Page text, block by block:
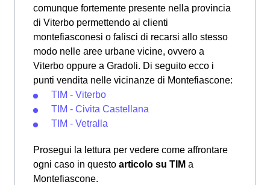
comunque fortemente presente nella provincia
di Viterbo permettendo ai clienti
montefiasconesi o falisci di recarsi allo stesso
modo nelle aree urbane vicine, ovvero a
Viterbo oppure a Gradoli. Di seguito ecco i
punti vendita nelle vicinanze di Montefiascone:
TIM - Viterbo
TIM - Civita Castellana
TIM - Vetralla
Prosegui la lettura per vedere come affrontare
ogni caso in questo articolo su TIM a
Montefiascone.